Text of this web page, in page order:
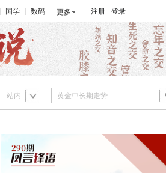
国学 数码 更多 注册 登录
站内